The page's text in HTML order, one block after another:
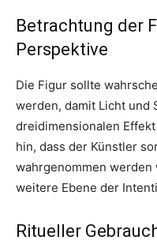
Betrachtung der
Perspektive
Die Figur sollte
werden, damit Licht und
dreidimensionalen
hin, dass der Künstler
wahrgenommen werden
weitere Ebene der
Ritueller